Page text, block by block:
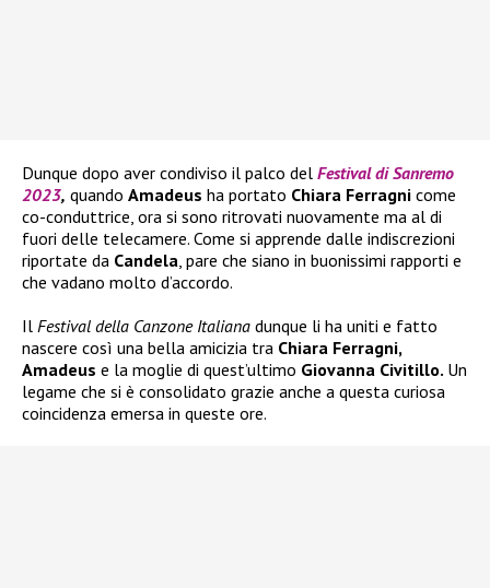
Dunque dopo aver condiviso il palco del Festival di Sanremo
2023, quando Amadeus ha portato Chiara Ferragni come
co-conduttrice, ora si sono ritrovati nuovamente ma al di
fuori delle telecamere. Come si apprende dalle indiscrezioni
riportate da Candela, pare che siano in buonissimi rapporti e
che vadano molto d’accordo.
Il Festival della Canzone Italiana dunque li ha uniti e fatto
nascere così una bella amicizia tra Chiara Ferragni,
Amadeus e la moglie di quest’ultimo Giovanna Civitillo. Un
legame che si è consolidato grazie anche a questa curiosa
coincidenza emersa in queste ore.